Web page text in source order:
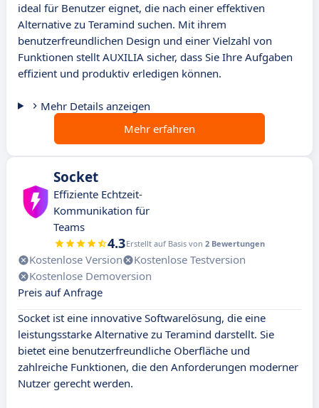
ideal für Benutzer eignet, die nach einer effektiven
Alternative zu Teramind suchen. Mit ihrem
benutzerfreundlichen Design und einer Vielzahl von
Funktionen stellt AUXILIA sicher, dass Sie Ihre Aufgaben
effizient und produktiv erledigen können.
Mehr Details anzeigen
Mehr erfahren
Socket
Effiziente Echtzeit-
Kommunikation für
Teams
4.3Erstellt auf Basis von 2 Bewertungen
Kostenlose Version
Kostenlose Testversion
Kostenlose Demoversion
Preis auf Anfrage
Socket ist eine innovative Softwarelösung, die eine
leistungsstarke Alternative zu Teramind darstellt. Sie
bietet eine benutzerfreundliche Oberfläche und
zahlreiche Funktionen, die den Anforderungen moderner
Nutzer gerecht werden.